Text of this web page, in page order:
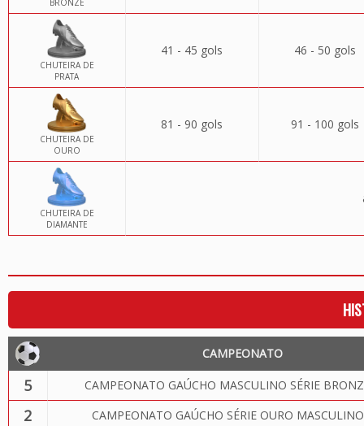
BRONZE
CHUTEIRA DE
PRATA
41 - 45 gols 46 - 50 gols
CHUTEIRA DE
OURO
81 - 90 gols 91 - 100 gols
CHUTEIRA DE
DIAMANTE
CAMPEONATO
5 CAMPEONATO GAÚCHO MASCULINO SÉRIE
2 CAMPEONATO GAÚCHO SÉRIE OURO